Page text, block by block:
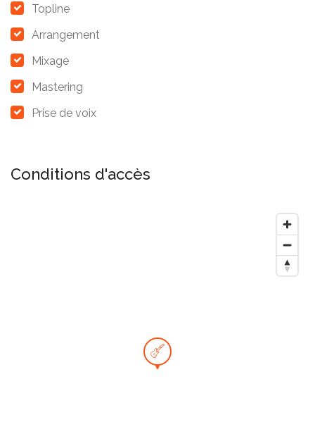
Topline
Arrangement
Mixage
Mastering
Prise de voix
Conditions d'accès